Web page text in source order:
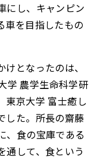
にし、キャンピン
車を目指したもの
となったのは、
学 農学生命科学研
東京大学 富士癒し
した。所長の齋藤
、食の宝庫である
通して、食という